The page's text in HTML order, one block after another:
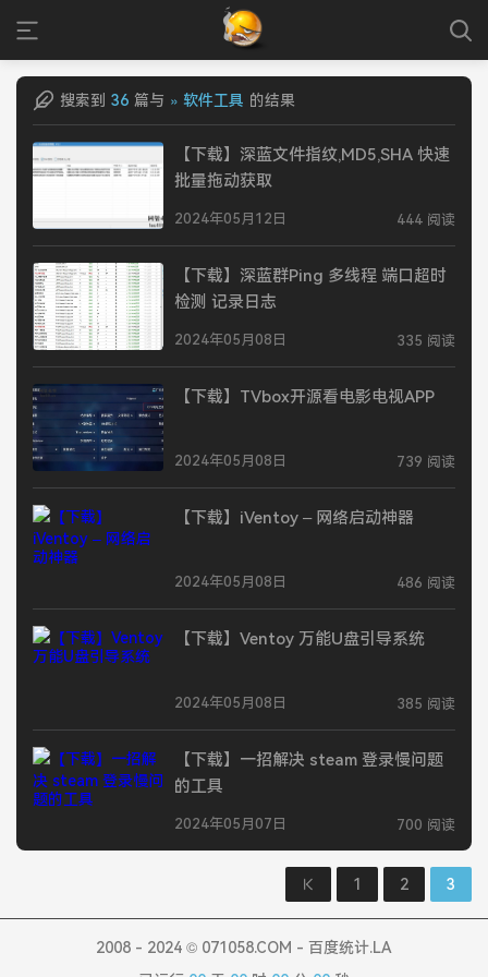
搜索到 36 篇与 » 软件工具 的结果
【下载】深蓝文件指纹,MD5,SHA 快速
批量拖动获取
2024年05月12日 444 阅读
【下载】深蓝群Ping 多线程 端口超时
检测 记录日志
2024年05月08日 335 阅读
【下载】TVbox开源看电影电视APP
2024年05月08日 739 阅读
【下载】iVentoy – 网络启动神器
2024年05月08日 486 阅读
【下载】Ventoy 万能U盘引导系统
2024年05月08日 385 阅读
【下载】一招解决 steam 登录慢问题
的工具
2024年05月07日 700 阅读
1 2 3
2008 - 2024 © 071058.COM - 百度统计.LA